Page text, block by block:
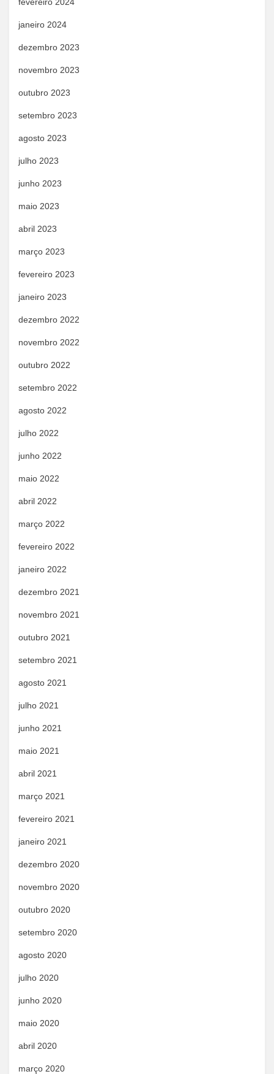
janeiro 2024
dezembro 2023
novembro 2023
outubro 2023
setembro 2023
agosto 2023
julho 2023
junho 2023
maio 2023
abril 2023
março 2023
fevereiro 2023
janeiro 2023
dezembro 2022
novembro 2022
outubro 2022
setembro 2022
agosto 2022
julho 2022
junho 2022
maio 2022
abril 2022
março 2022
fevereiro 2022
janeiro 2022
dezembro 2021
novembro 2021
outubro 2021
setembro 2021
agosto 2021
julho 2021
junho 2021
maio 2021
abril 2021
março 2021
fevereiro 2021
janeiro 2021
dezembro 2020
novembro 2020
outubro 2020
setembro 2020
agosto 2020
julho 2020
junho 2020
maio 2020
abril 2020
março 2020